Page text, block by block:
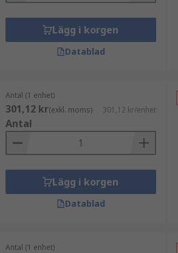
Lägg i korgen
Datablad
Antal (1 enhet)
301,12 kr(exkl. moms) 301,12 kr/enhet
Antal
Lägg i korgen
Datablad
Antal (1 enhet)